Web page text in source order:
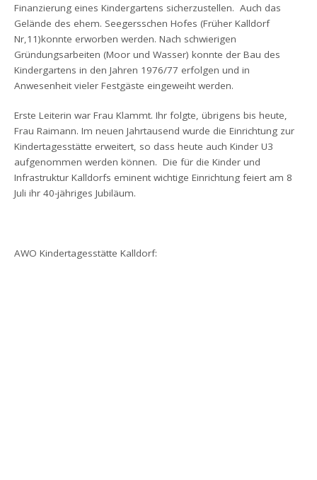
Finanzierung eines Kindergartens sicherzustellen. Auch das
Gelände des ehem. Seegersschen Hofes (Früher Kalldorf
Nr,11)konnte erworben werden. Nach schwierigen
Gründungsarbeiten (Moor und Wasser) konnte der Bau des
Kindergartens in den Jahren 1976/77 erfolgen und in
Anwesenheit vieler Festgäste eingeweiht werden.
Erste Leiterin war Frau Klammt. Ihr folgte, übrigens bis heute,
Frau Raimann. Im neuen Jahrtausend wurde die Einrichtung zur
Kindertagesstätte erweitert, so dass heute auch Kinder U3
aufgenommen werden können. Die für die Kinder und
Infrastruktur Kalldorfs eminent wichtige Einrichtung feiert am 8
Juli ihr 40-jähriges Jubiläum.
AWO Kindertagesstätte Kalldorf: